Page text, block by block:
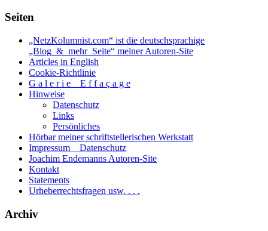
Seiten
„NetzKolumnist.com“ ist die deutschsprachige
„Blog_&_mehr_Seite“ meiner Autoren-Site
Articles in English
Cookie-Richtlinie
G a l e r i e _ E f f a ç a g e
Hinweise
Datenschutz
Links
Persönliches
Hörbar meiner schriftstellerischen Werkstatt
Impressum _ Datenschutz
Joachim Endemanns Autoren-Site
Kontakt
Statements
Urheberrechtsfragen usw. . . .
Archiv